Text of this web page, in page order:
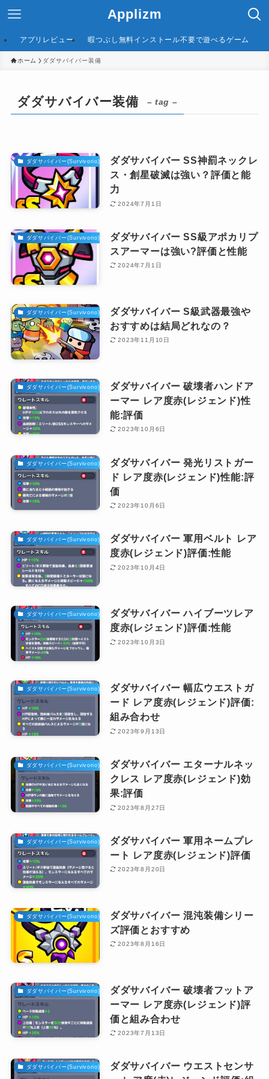
Applizm
アプリレビュー 暇つぶし無料インストール不要で遊べるゲーム
ホーム ダダサバイバー装備
ダダサバイバー装備 – tag –
ダダサバイバー(Survivorio)攻略ダダサバイバー SS神罰ネックレ
ス・創星破滅は強い？評価と能
力
2024年7月1日
ダダサバイバー(Survivorio)攻略ダダサバイバー SS級アポカリプ
スアーマーは強い?評価と性能
2024年7月1日
ダダサバイバー(Survivorio)攻略ダダサバイバー S級武器最強や
おすすめは結局どれなの？
2023年11月10日
ダダサバイバー(Survivorio)攻略ダダサバイバー 破壊者ハンドア
ーマー レア度赤(レジェンド)性
能:評価
2023年10月6日
ダダサバイバー(Survivorio)攻略ダダサバイバー 発光リストガー
ド レア度赤(レジェンド)性能:評
価
2023年10月6日
ダダサバイバー(Survivorio)攻略ダダサバイバー 軍用ベルト レア
度赤(レジェンド)評価:性能
2023年10月4日
ダダサバイバー(Survivorio)攻略ダダサバイバー ハイブーツレア
度赤(レジェンド)評価:性能
2023年10月3日
ダダサバイバー(Survivorio)攻略ダダサバイバー 幅広ウエストガ
ード レア度赤(レジェンド)評価:
組み合わせ
2023年9月13日
ダダサバイバー(Survivorio)攻略ダダサバイバー エターナルネッ
クレス レア度赤(レジェンド)効
果:評価
2023年8月27日
ダダサバイバー(Survivorio)攻略ダダサバイバー 軍用ネームプレ
ート レア度赤(レジェンド)評価
2023年8月20日
ダダサバイバー(Survivorio)攻略ダダサバイバー 混沌装備シリー
ズ評価とおすすめ
2023年8月16日
ダダサバイバー(Survivorio)攻略ダダサバイバー 破壊者フットア
ーマー レア度赤(レジェンド)評
価と組み合わせ
2023年7月13日
ダダサバイバー(Survivorio)攻略ダダサバイバー ウエストセンサ